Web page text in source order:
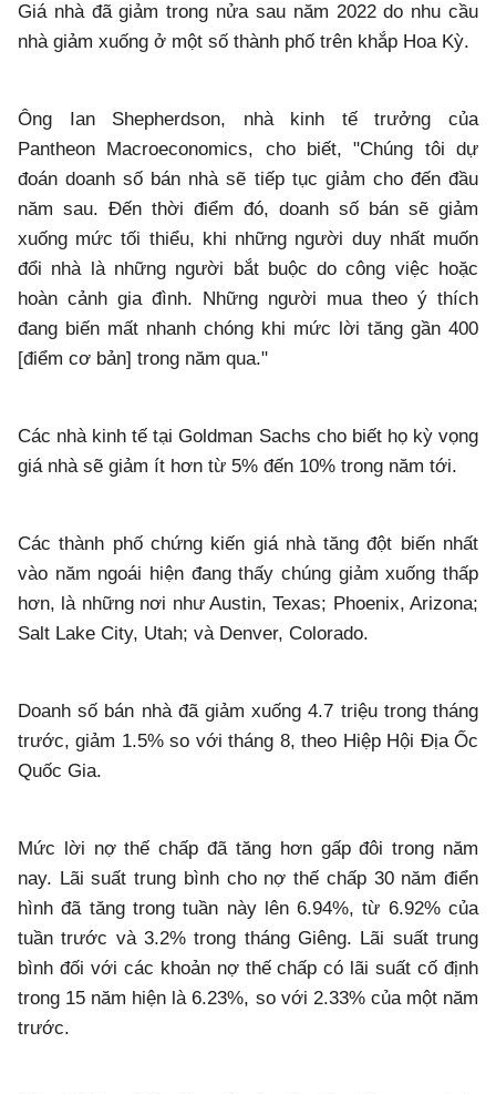
Giá nhà đã giảm trong nửa sau năm 2022 do nhu cầu
nhà giảm xuống ở một số thành phố trên khắp Hoa Kỳ.
Ông Ian Shepherdson, nhà kinh tế trưởng của
Pantheon Macroeconomics, cho biết, "Chúng tôi dự
đoán doanh số bán nhà sẽ tiếp tục giảm cho đến đầu
năm sau. Đến thời điểm đó, doanh số bán sẽ giảm
xuống mức tối thiểu, khi những người duy nhất muốn
đổi nhà là những người bắt buộc do công việc hoặc
hoàn cảnh gia đình. Những người mua theo ý thích
đang biến mất nhanh chóng khi mức lời tăng gần 400
[điểm cơ bản] trong năm qua."
Các nhà kinh tế tại Goldman Sachs cho biết họ kỳ vọng
giá nhà sẽ giảm ít hơn từ 5% đến 10% trong năm tới.
Các thành phố chứng kiến giá nhà tăng đột biến nhất
vào năm ngoái hiện đang thấy chúng giảm xuống thấp
hơn, là những nơi như Austin, Texas; Phoenix, Arizona;
Salt Lake City, Utah; và Denver, Colorado.
Doanh số bán nhà đã giảm xuống 4.7 triệu trong tháng
trước, giảm 1.5% so với tháng 8, theo Hiệp Hội Địa Ốc
Quốc Gia.
Mức lời nợ thế chấp đã tăng hơn gấp đôi trong năm
nay. Lãi suất trung bình cho nợ thế chấp 30 năm điển
hình đã tăng trong tuần này lên 6.94%, từ 6.92% của
tuần trước và 3.2% trong tháng Giêng. Lãi suất trung
bình đối với các khoản nợ thế chấp có lãi suất cố định
trong 15 năm hiện là 6.23%, so với 2.33% của một năm
trước.